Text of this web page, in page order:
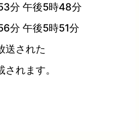
分 午後5時48分
分 午後5時51分
送された
れます。